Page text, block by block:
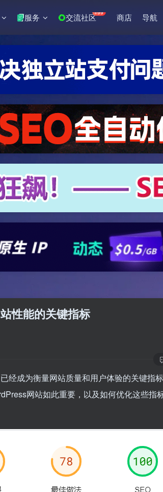
服务 交流社区+99 商店 导航
性能的关键指标
已经成为衡量网站质量和用户体验的关键指
网站如此重要，以及如何优化这些指